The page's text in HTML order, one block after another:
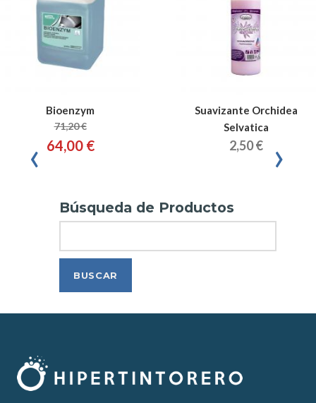
Bioenzym
71,20 €
64,00 €
Suavizante Orchidea
Selvatica
2,50 €
‹ ›
Búsqueda de Productos